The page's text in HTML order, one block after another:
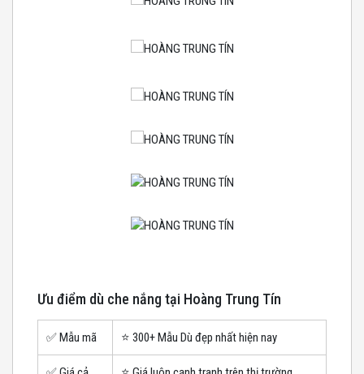
Ưu điểm dù che nắng tại Hoàng Trung Tín
✅ Mẫu mã ⭐️ 300+ Mẫu Dù đẹp nhất hiện nay